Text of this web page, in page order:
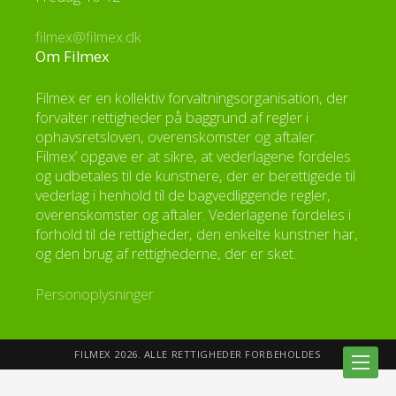
filmex@filmex.dk
Om Filmex
Filmex er en kollektiv forvaltningsorganisation, der
forvalter rettigheder på baggrund af regler i
ophavsretsloven, overenskomster og aftaler.
Filmex’ opgave er at sikre, at vederlagene fordeles
og udbetales til de kunstnere, der er berettigede til
vederlag i henhold til de bagvedliggende regler,
overenskomster og aftaler. Vederlagene fordeles i
forhold til de rettigheder, den enkelte kunstner har,
og den brug af rettighederne, der er sket.
Personoplysninger
FILMEX 2026. ALLE RETTIGHEDER FORBEHOLDES